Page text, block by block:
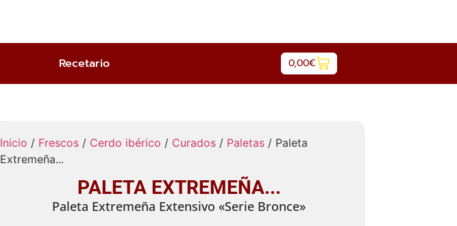
Recetario 0,00€
Inicio / Frescos/ Cerdo ibérico / Curados/ Paletas/ Paleta
Extremeña...
PALETA EXTREMEÑA...
Paleta Extremeña Extensivo «Serie Bronce»